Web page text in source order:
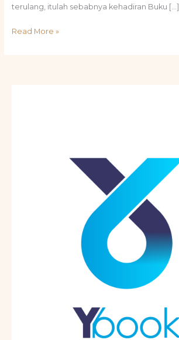
terulang, itulah sebabnya kehadiran Buku […]
Read More »